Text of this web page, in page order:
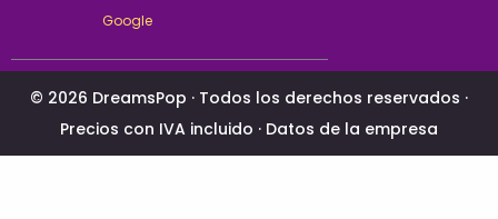
Google
© 2026 DreamsPop · Todos los derechos reservados ·
Precios con IVA incluido · Datos de la empresa